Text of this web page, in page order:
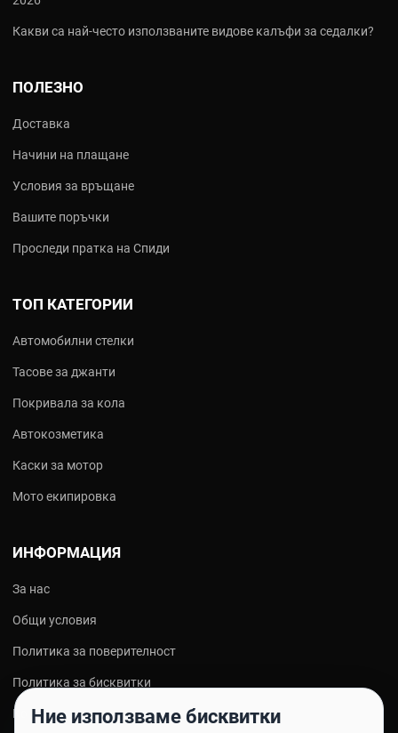
Какви са най‑често използваните видове калъфи за седалки?
ПОЛЕЗНО
Доставка
Начини на плащане
Условия за връщане
Вашите поръчки
Проследи пратка на Спиди
ТОП КАТЕГОРИИ
Автомобилни стелки
Тасове за джанти
Покривала за кола
Автокозметика
Каски за мотор
Мото екипировка
ИНФОРМАЦИЯ
За нас
Общи условия
Политика за поверителност
Политика за бисквитки
Контакти
Ние използваме бисквитки